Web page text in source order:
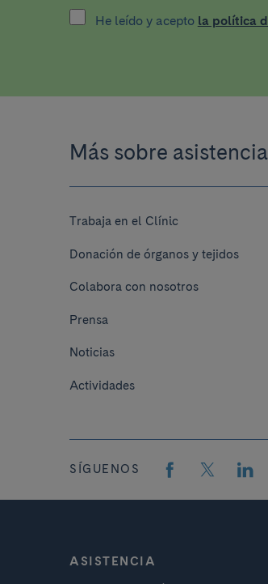
He leído y acepto la política
Más sobre asistencia
Trabaja en el Clínic
Donación de órganos y tejidos
Colabora con nosotros
Prensa
Noticias
Actividades
SÍGUENOS
ASISTENCIA